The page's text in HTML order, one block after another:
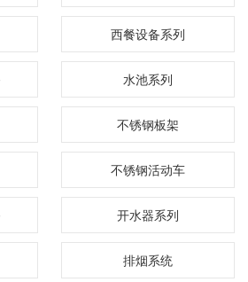
西餐设备系列
水池系列
不锈钢板架
不锈钢活动车
开水器系列
排烟系统